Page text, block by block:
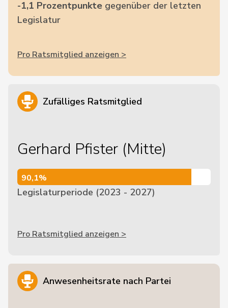
-1,1 Prozentpunkte gegenüber der letzten
Legislatur
Pro Ratsmitglied anzeigen >
Zufälliges Ratsmitglied
Gerhard Pfister (Mitte)
90,1%
90,1%
Legislaturperiode (2023 - 2027)
Pro Ratsmitglied anzeigen >
Anwesenheitsrate nach Partei